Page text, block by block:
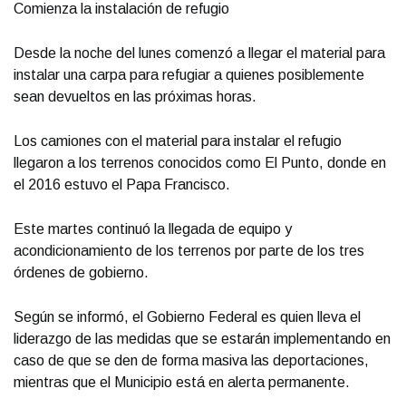
Comienza la instalación de refugio
Desde la noche del lunes comenzó a llegar el material para
instalar una carpa para refugiar a quienes posiblemente
sean devueltos en las próximas horas.
Los camiones con el material para instalar el refugio
llegaron a los terrenos conocidos como El Punto, donde en
el 2016 estuvo el Papa Francisco.
Este martes continuó la llegada de equipo y
acondicionamiento de los terrenos por parte de los tres
órdenes de gobierno.
Según se informó, el Gobierno Federal es quien lleva el
liderazgo de las medidas que se estarán implementando en
caso de que se den de forma masiva las deportaciones,
mientras que el Municipio está en alerta permanente.